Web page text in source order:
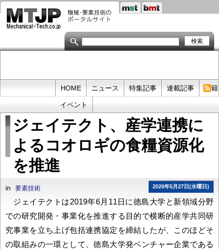
メ
イ
テ
HOME ニュース 特集記事 連載記事 書
イベント
ジェイテクト、産学連携に
よるコオロギの食糧資源化
を推進
2020年5月27日(水曜日)
in 要素技術
ジェイテクトは2019年6月11日に徳島大学と新領域分野
での研究開発・事業化を推進する目的で横断的産学共同研
究事業を立ち上げ包括連携協定を締結したが、このほどそ
の取組みの一環として、徳島大学発ベンチャー企業である